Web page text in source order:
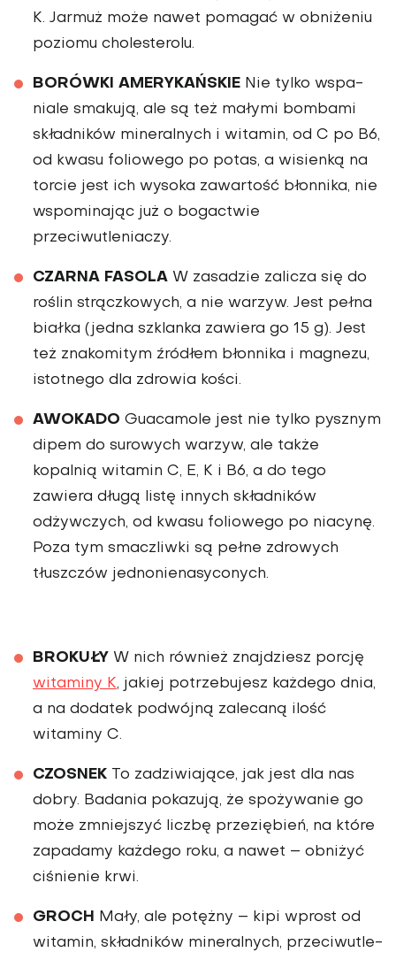
K. Jarmuż może nawet pomagać w obniżeniu
poziomu cholesterolu.
BORÓWKI AMERYKAŃSKIE Nie tylko wspa­
niale smakują, ale są też małymi bombami
składników mineralnych i witamin, od C po B6,
od kwasu foliowe­go po potas, a wisienką na
torcie jest ich wysoka zawartość błonnika, nie
wspomi­nając już o bogactwie
przeciwutleniaczy.
CZARNA FASOLA W zasadzie zalicza się do
roślin strączkowych, a nie warzyw. Jest pełna
białka (jedna szklanka zawiera go 15 g). Jest
też znakomitym źródłem błonnika i magnezu,
istotnego dla zdrowia kości.
AWOKADO Guacamole jest nie tylko pysznym
dipem do surowych warzyw, ale także
kopalnią witamin C, E, K i B6, a do tego
zawiera długą listę innych składników
odżywczych, od kwasu foliowego po niacynę.
Poza tym smaczliwki są pełne zdrowych
tłuszczów jednonienasyconych.
BROKUŁY W nich również znajdziesz porcję
witaminy K, jakiej potrzebujesz każdego dnia,
a na dodatek podwójną zalecaną ilość
witaminy C.
CZOSNEK To zadziwiające, jak jest dla nas
dobry. Badania pokazują, że spożywanie go
może zmniejszyć liczbę przeziębień, na które
zapadamy każdego roku, a nawet – obniżyć
ciśnienie krwi.
GROCH
Mały, ale potężny – kipi wprost od
witamin, składników mineral­nych, przeciwutle­